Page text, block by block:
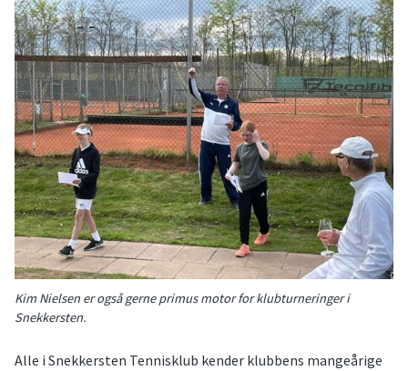
Kim Nielsen er også gerne primus motor for klubturneringer i
Snekkersten.
Alle i Snekkersten Tennisklub kender klubbens mangeårige